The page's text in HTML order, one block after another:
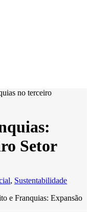
Setor
, Sustentabilidade
e Franquias: Expansão